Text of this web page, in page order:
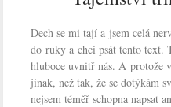
Dech se mi tají a jsem celá
do ruky a chci psát tento text.
hluboce uvnitř nás. A protože
jinak, než tak, že se dotýkám
nejsem téměř schopna napsat